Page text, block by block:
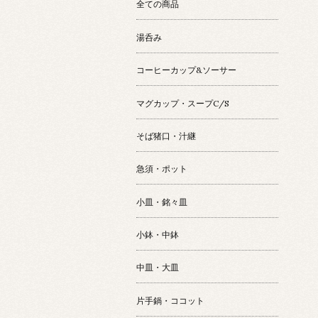
全ての商品
湯呑み
コーヒーカップ&ソーサー
マグカップ・スープC/S
そば猪口・汁継
急須・ポット
小皿・銘々皿
小鉢・中鉢
中皿・大皿
片手鍋・ココット